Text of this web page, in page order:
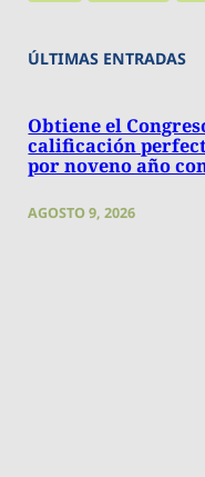
ÚLTIMAS ENTRADAS
Obtiene el
calificación
por noveno año
AGOSTO 9, 2026